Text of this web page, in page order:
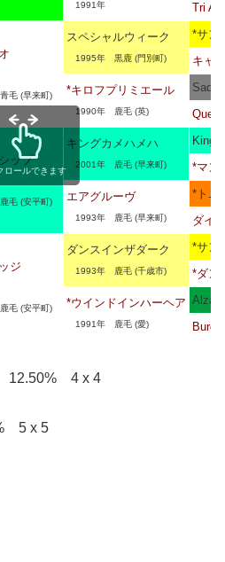
1991年 Tri
毛 (早来町)
スペシャルウィーク
1995年 黒鹿 (門別町)
*サン
キャ
*キロフプリミエール
1990年 鹿毛 (英)
ップ
毛 (安平町)
キングカメハメハ
2001年 鹿毛 (早来町)
*マン
エアグルーヴ
1993年 鹿毛 (早来町)
*トニ
ダイ
ジ
毛 (安平町)
ダンスインザダーク
1993年 鹿毛 (千歳市)
*サン
*ダン
*ウインドインハーヘア
1991年 鹿毛 (愛)
Alzao
ロールできます
12.50% 4 x 4
5 x 5